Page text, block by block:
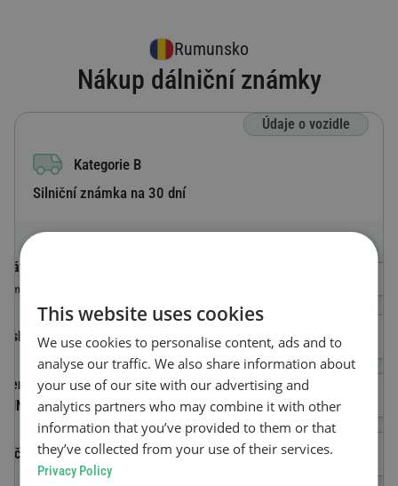
Rumunsko
Nákup dálniční známky
Údaje o vozidle
Kategorie B
Silniční známka na 30 dní
Státní poznávací značka
Země, ve které je vozidlo registrováno
Číslo registrační značky
Identifikační číslo vozidla
(VIN)
Začátek platnosti
This website uses cookies
We use cookies to personalise content, ads and to
analyse our traffic. We also share information about
your use of our site with our advertising and
analytics partners who may combine it with other
information that you’ve provided to them or that
they’ve collected from your use of their services.
Privacy Policy